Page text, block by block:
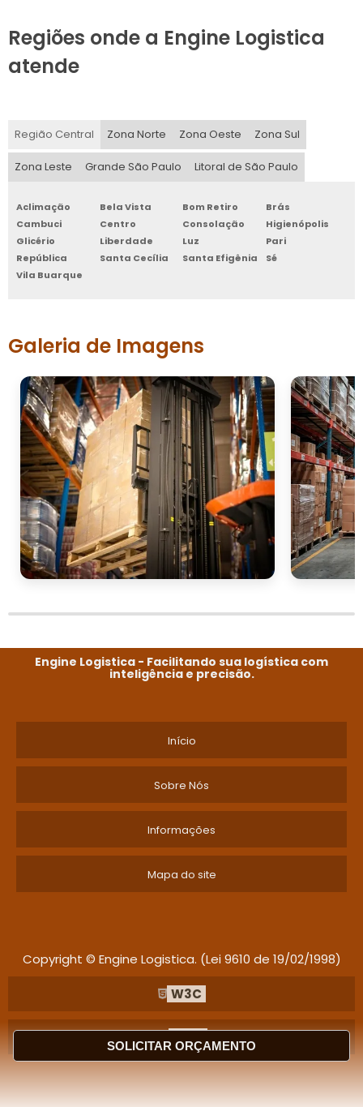
SOLICITAR ORÇAMENTO
Regiões onde a Engine Logistica
atende
Região Central Zona Norte Zona Oeste Zona Sul
Zona Leste Grande São Paulo Litoral de São Paulo
Aclimação Bela Vista Bom Retiro
Brás
Cambuci
Centro Consolação
Higienópolis
Glicério
Liberdade Luz
Pari
República
Santa Cecília Santa Efigênia
Sé
Vila Buarque
Galeria de Imagens
Engine Logistica - Facilitando sua logística com
inteligência e precisão.
Início
Sobre Nós
Informações
Mapa do site
Copyright © Engine Logistica. (Lei 9610 de 19/02/1998)
W3C
W3C